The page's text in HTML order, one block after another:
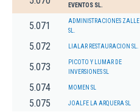
EVENTOS SL.
5.071
ADMINISTRACIONES ZALLE
SL.
5.072 LIALAR RESTAURACION SL.
5.073
PICOTO Y LUMAR DE
INVERSIONES SL
5.074 MOMEN SL
5.075 JOALFE LA ARQUERA SL